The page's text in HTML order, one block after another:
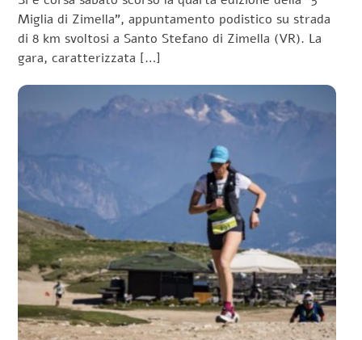
Miglia di Zimella”, appuntamento podistico su strada
di 8 km svoltosi a Santo Stefano di Zimella (VR). La
gara, caratterizzata […]